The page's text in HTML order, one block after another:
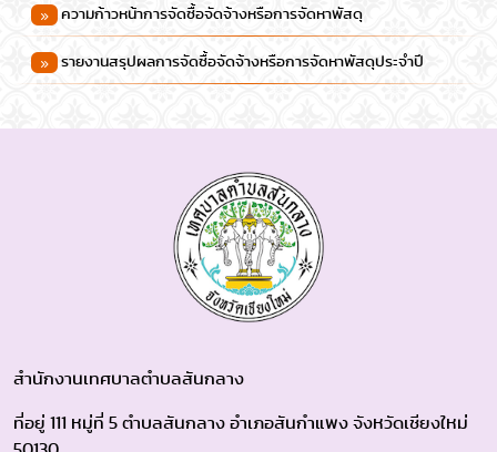
ความก้าวหน้าการจัดซื้อจัดจ้างหรือการจัดหาพัสดุ
รายงานสรุปผลการจัดซื้อจัดจ้างหรือการจัดหาพัสดุประจําปี
สำนักงานเทศบาลตำบลสันกลาง
ที่อยู่ 111 หมู่ที่ 5 ตำบลสันกลาง อำเภอสันกำแพง จังหวัดเชียงใหม่